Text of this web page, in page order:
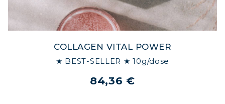
COLLAGEN VITAL POWER
★ BEST-SELLER ★ 10g/dose
84,36 €